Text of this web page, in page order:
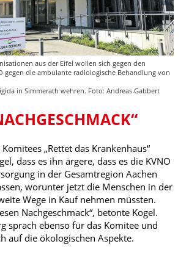
aus der Eifel wollen sich gegen den
gegen die ambulante radiologische Behandlung von
in Simmerath wehren. Foto: Andreas Gabbert
„Rettet das Krankenhaus“
dass es ihn ärgere, dass es die KVNO
in der Gesamtregion Aachen
worunter jetzt die Menschen in der
Wege in Kauf nehmen müssten.
Nachgeschmack“, betonte Kogel.
sprach ebenso für das Komitee und
auf die ökologischen Aspekte.